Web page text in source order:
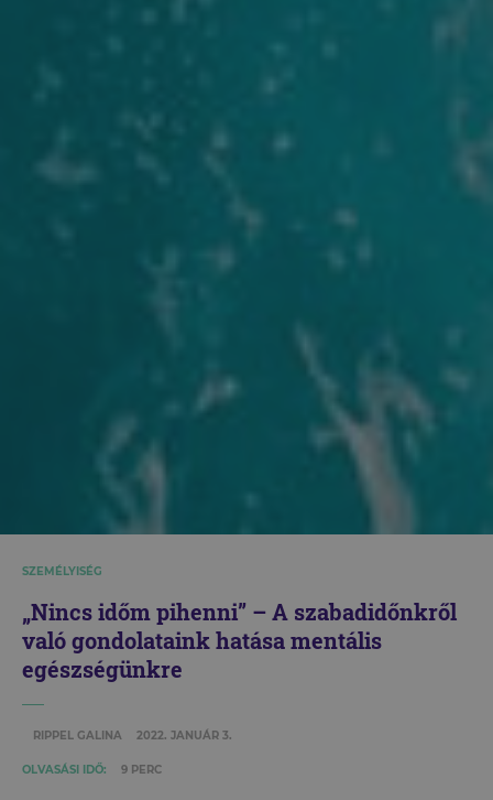
SZEMÉLYISÉG
„Nincs időm pihenni” – A szabadidőnkről
való gondolataink hatása mentális
egészségünkre
RIPPEL GALINA 2022. JANUÁR 3.
OLVASÁSI IDŐ: 9 PERC